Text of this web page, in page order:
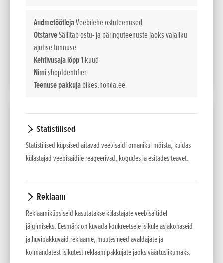
AndmetöötlejaVeebilehe ostuteenused
OtstarveSäilitab ostu- ja päringuteenuste jaoks vajaliku
ajutise tunnuse.
Kehtivusaja lõpp1 kuud
NimishopIdentifier
Teenuse pakkujabikes.honda.ee
Statistilised
Statistilised küpsised aitavad veebisaidi omanikul mõista, kuidas
külastajad veebisaidile reageerivad, kogudes ja esitades teavet.
Reklaam
Reklaamiküpsiseid kasutatakse külastajate veebisaitidel
jälgimiseks. Eesmärk on kuvada konkreetsele isikule asjakohaseid
ja huvipakkuvaid reklaame, muutes need avaldajate ja
kolmandatest isikutest reklaamipakkujate jaoks väärtuslikumaks.
EUR sis. km 24%
Liising kuus
LISA VÕRDLUSESSE
2026 CB1000 HORNET
kW / pmin
111,6kW/11,000min-1
(95/1/EC)
EUR sis. km 24%
Liising kuus
60 kuud/10% sisse
LISA VÕRDLUSESSE